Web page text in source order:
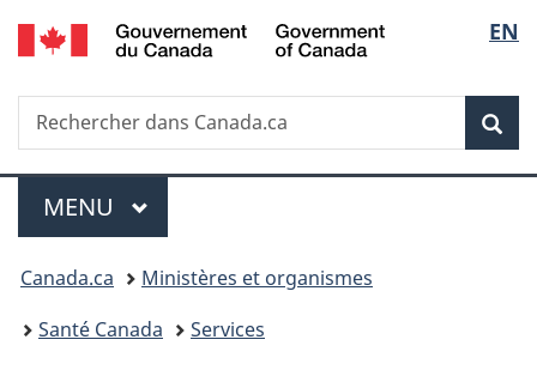
Passer
au
principal
Passer
à
Au
du
Passer
à
version
simplifiée
de
la
EN
Recherche
Rechercher
dans
Menu
MENU PRINCIPAL
Vous
êtes
Canada.ca
Ministères et organismes
Santé Canada
Services